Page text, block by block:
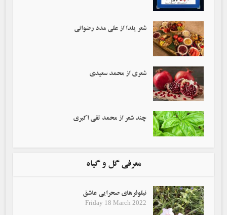
شعر یلدا از علی مدد رضوانی
شعری از محمد سعیدی
چند شعر از محمد تقی اکبری
معرفی گل و گیاه
نیلوفرهای صحرایی عاشق
Friday 18 March 2022